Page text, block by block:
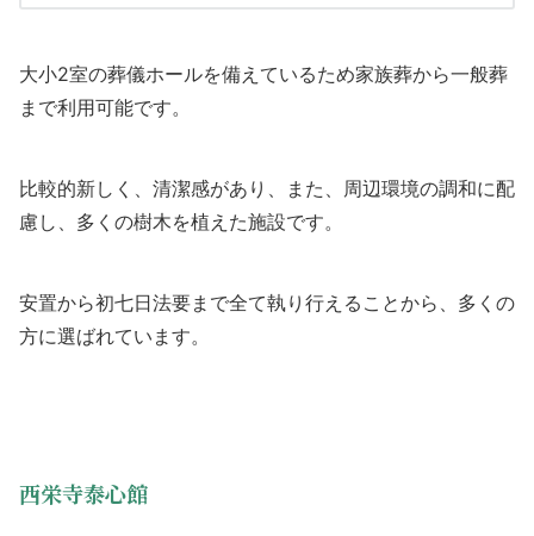
大小2室の葬儀ホールを備えているため家族葬から一般葬
まで利用可能です。
比較的新しく、清潔感があり、また、周辺環境の調和に配
慮し、多くの樹木を植えた施設です。
安置から初七日法要まで全て執り行えることから、多くの
方に選ばれています。
西栄寺泰心館